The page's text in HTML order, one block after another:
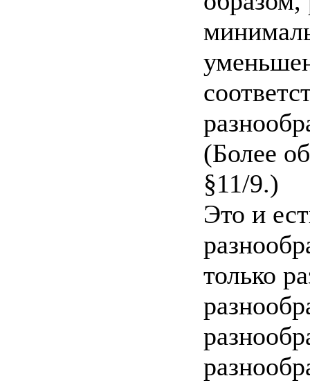
(Более
§11/9.)
Это и
только